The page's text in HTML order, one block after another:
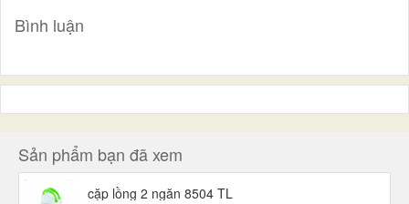
Bình luận
Sản phẩm bạn đã xem
cặp lồng 2 ngăn 8504 TL